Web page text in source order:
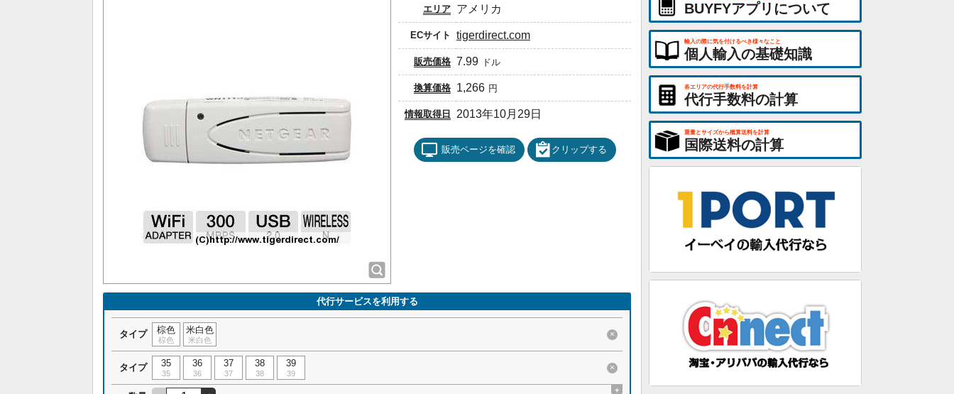
エリア アメリカ
ECサイト tigerdirect.com
販売価格 7.99 ドル
換算価格 1,266 円
情報取得日 2013年10月29日
販売ページを確認 クリップする
代行サービスを利用する
タイプ 棕色
棕色
米白色
米白色
×
タイプ 35
35
36
36
37
37
38
38
39
39
×
+
BUYFYアプリについて
輸入の際に気を付けるべき様々なこと
個人輸入の基礎知識
各エリアの代行手数料を計算
代行手数料の計算
重量とサイズから概算送料を計算
国際送料の計算